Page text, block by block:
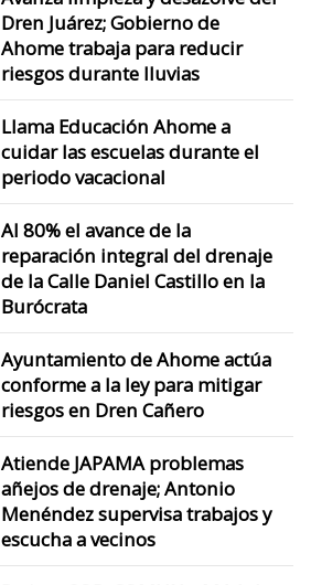
Dren Juárez; Gobierno de
Ahome trabaja para reducir
riesgos durante lluvias
Llama Educación Ahome a
cuidar las escuelas durante el
periodo vacacional
Al 80% el avance de la
reparación integral del drenaje
de la Calle Daniel Castillo en la
Burócrata
Ayuntamiento de Ahome actúa
conforme a la ley para mitigar
riesgos en Dren Cañero
Atiende JAPAMA problemas
añejos de drenaje; Antonio
Menéndez supervisa trabajos y
escucha a vecinos